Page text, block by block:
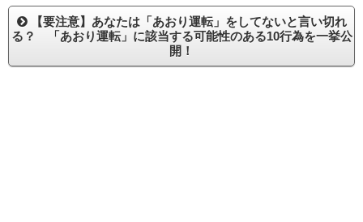
【要注意】あなたは「あおり運転」をしてないと言い切れ
る？ 「あおり運転」に該当する可能性のある10行為を一挙公
開！